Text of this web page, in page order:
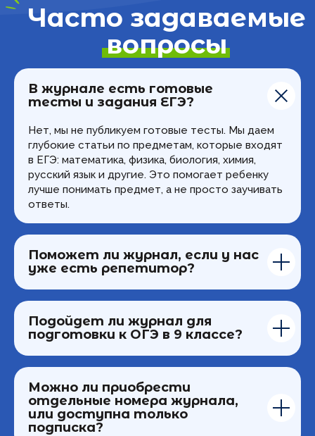
В журнале есть готовые
тесты и задания ЕГЭ?
Нет, мы не публикуем готовые тесты. Мы даем
глубокие статьи по предметам, которые входят
в ЕГЭ: математика, физика, биология, химия,
русский язык и другие. Это помогает ребенку
лучше понимать предмет, а не просто заучивать
ответы.
Поможет ли журнал, если у нас
уже есть репетитор?
Подойдет ли журнал для
подготовки к ОГЭ в 9 классе?
Можно ли приобрести
отдельные номера журнала,
или доступна только
подписка?